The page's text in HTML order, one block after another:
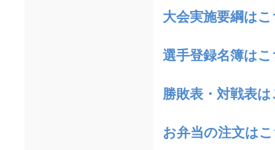
大会実施要綱は
選手登録名簿は
勝敗表・対戦表
お弁当の注文は